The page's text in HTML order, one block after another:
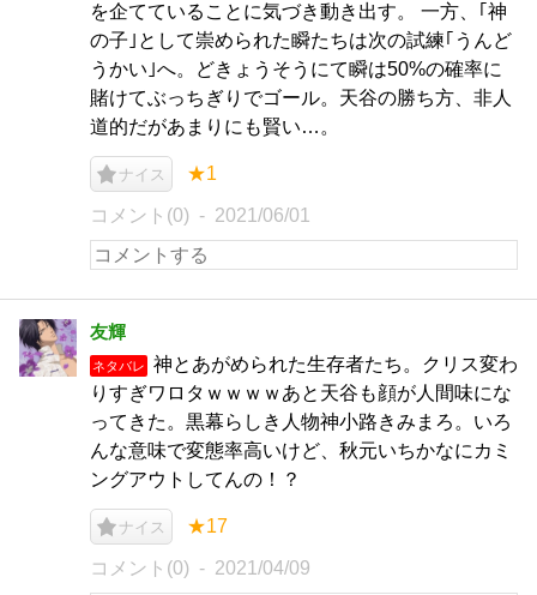
を企てていることに気づき動き出す。 一方、｢神
の子｣として崇められた瞬たちは次の試練｢うんど
うかい｣へ。どきょうそうにて瞬は50%の確率に
賭けてぶっちぎりでゴール。天谷の勝ち方、非人
道的だがあまりにも賢い…。
ナイス ★1
コメント(0) 2021/06/01
友輝
ネタバレ
神とあがめられた生存者たち。クリス変わ
りすぎワロタｗｗｗｗあと天谷も顔が人間味にな
ってきた。黒幕らしき人物神小路きみまろ。いろ
んな意味で変態率高いけど、秋元いちかなにカミ
ングアウトしてんの！？
ナイス ★17
コメント(0) 2021/04/09